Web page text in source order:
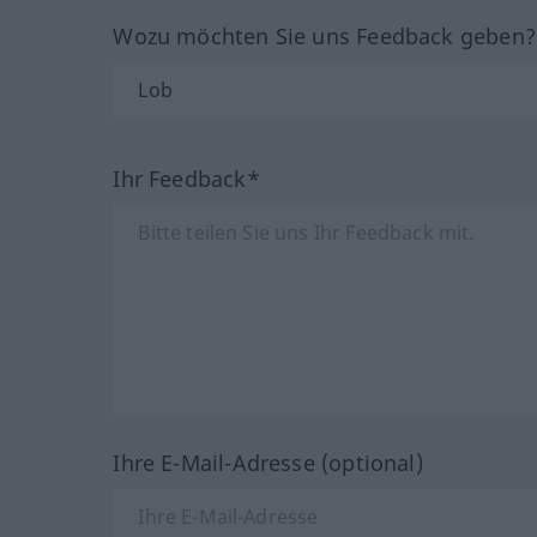
Wozu möchten Sie uns Feedback
Ihr Feedback*
Ihre E-Mail-Adresse (optional)